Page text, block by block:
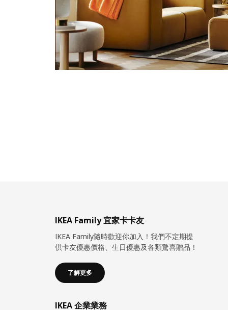
IKEA Family 宜家卡卡友
IKEA Family隨時歡迎你加入！我們不定期提
供卡友優惠價格、生日優惠及各類驚喜贈品！
了解更多
IKEA 企業業務